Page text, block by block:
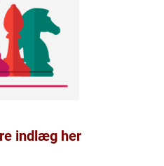
indlæg her